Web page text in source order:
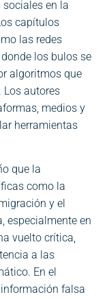
en la
capítulos
las redes
los bulos se
algoritmos que
Los autores
medios y
herramientas
que la
como la
y el
especialmente en
vuelto crítica,
a las
En el
falsa